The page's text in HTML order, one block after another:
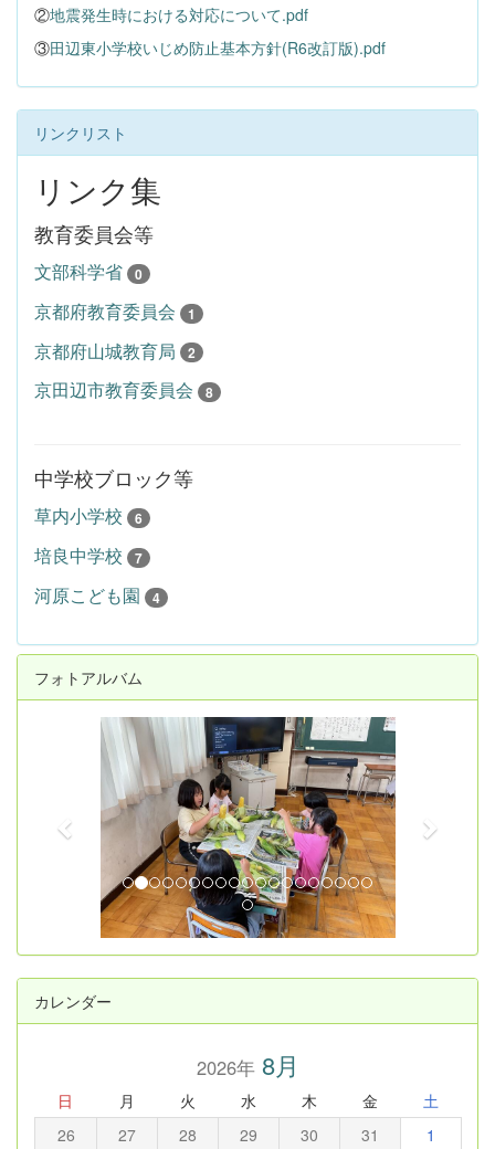
②地震発生時における対応について.pdf
③田辺東小学校いじめ防止基本方針(R6改訂版).pdf
リンクリスト
リンク集
教育委員会等
文部科学省 0
京都府教育委員会 1
京都府山城教育局 2
京田辺市教育委員会 8
中学校ブロック等
草内小学校 6
培良中学校 7
河原こども園 4
フォトアルバム
v
s
t
カレンダー
2026年8月
日 月 火 水 木 金 土
26 27 28 29 30 31 1